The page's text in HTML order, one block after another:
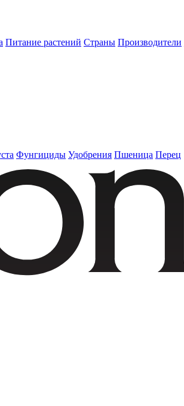
Питание растений Страны Производители
Фунгициды Удобрения Пшеница Перец